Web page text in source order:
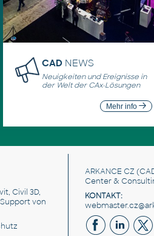
CAD NEWS
Neuigkeiten und Ereignisse in
der Welt der CAx-Lösungen
Mehr info
Civil 3D,
von
ARKANCE CZ
Center &
KONTAKT: